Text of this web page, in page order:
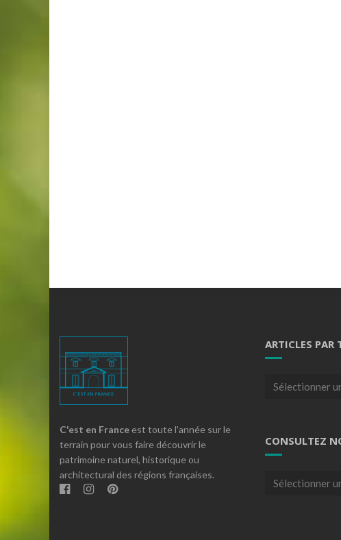
C'est en France est toute l'année sur le
terrain pour vous faire découvrir le
patrimoine naturel, historique ou
architectural des régions françaises.
ARTICLES PAR
Articles
CONSULTEZ
Consultez